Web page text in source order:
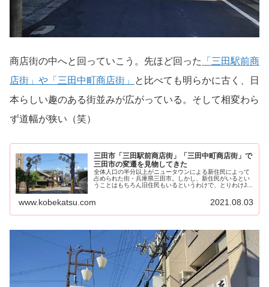
商店街の中へと回っていこう。先ほど回った
「三田駅前商
店街」や「三田中町商店街」
と比べても明らかに古く、日
本らしい趣のある街並みが広がっている。そして相変わら
ず道幅が狭い（笑）
三田市「三田駅前商店街」「三田中町商店街」で
三田市の変遷を見物してきた
全体人口の半分以上がニュータウンによる新住民によって
占められた街・兵庫県三田市。しかし、新住民がいるとい
うことはもちろん旧住民もいるというわけで、とりわけJR
www.kobekatsu.com 2021.08.03